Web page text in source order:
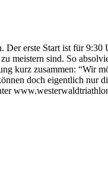
erste Start ist für
meistern sind. So
kurz zusammen: “Wir
doch eigentlich nur